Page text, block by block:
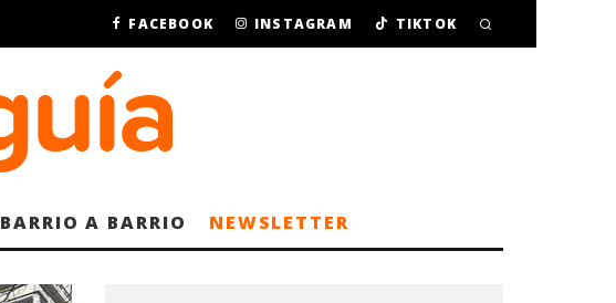
FACEBOOK INSTAGRAM TIKTOK
BARRIO A BARRIO NEWSLETTER